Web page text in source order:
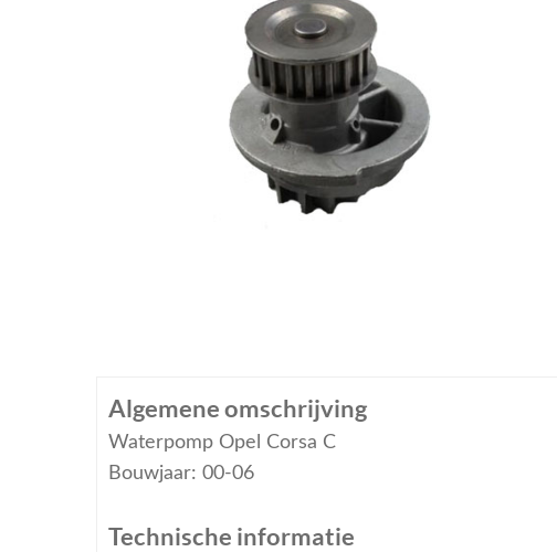
Algemene omschrijving
Waterpomp Opel Corsa C
Bouwjaar: 00-06
Technische informatie